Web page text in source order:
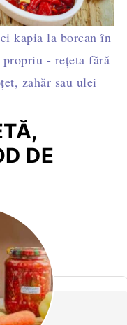
kapia la borcan în
propriu - rețeta fără
zahăr sau ulei
DE